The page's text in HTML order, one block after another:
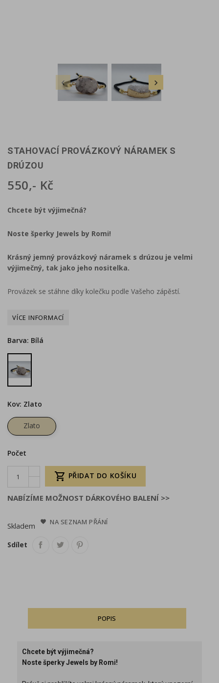
 
STAHOVACÍ PROVÁZKOVÝ NÁRAMEK S
DRÚZOU
550,- Kč
Chcete být výjimečná?
Noste šperky Jewels by Romi!
Krásný jemný provázkový náramek s drúzou je velmi
výjimečný, tak jako jeho nositelka.
Provázek se stáhne díky kolečku podle Vašeho zápěstí.
Barva: Bílá
Bílá
Kov: Zlato
Zlato
Počet
 PŘIDAT DO KOŠÍKU
NABÍZÍME MOŽNOST DÁRKOVÉHO BALENÍ >>
Skladem NA SEZNAM PŘÁNÍ
Sdílet
POPIS
Chcete být výjimečná?
Noste šperky Jewels by Romi!